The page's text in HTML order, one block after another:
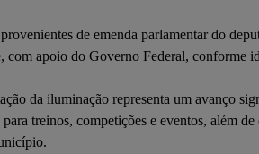
de emenda parlamentar do
apoio do Governo Federal, conforme
da iluminação representa um avanço
treinos, competições e eventos, além